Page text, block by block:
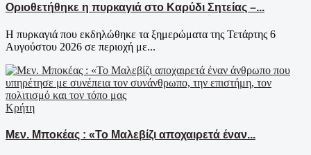
Οριοθετήθηκε η πυρκαγιά στο Καρύδι Σητείας –...
Η πυρκαγιά που εκδηλώθηκε τα ξημερώματα της Τετάρτης 6
Αυγούστου 2026 σε περιοχή με...
Κρήτη
Μεν. Μποκέας : «Το Μαλεβίζι αποχαιρετά έναν...